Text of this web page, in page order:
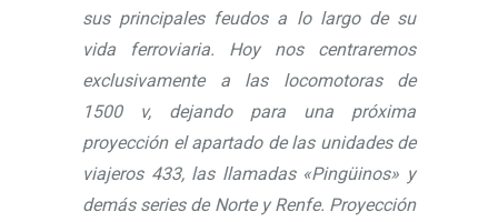
sus principales feudos a lo largo de su
vida ferroviaria. Hoy nos centraremos
exclusivamente a las locomotoras de
1500 v, dejando para una próxima
proyección el apartado de las unidades de
viajeros 433, las llamadas «Pingüinos» y
demás series de Norte y Renfe. Proyección